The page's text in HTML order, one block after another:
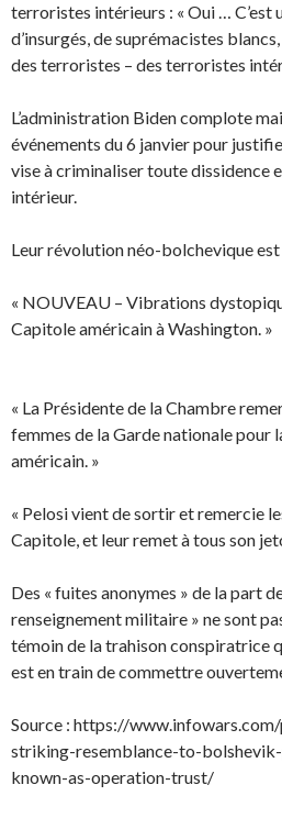
terroristes intérieurs : « Oui … C’est
d’insurgés, de suprémacistes
des terroristes – des terroristes
L’administration Biden complote
événements du 6 janvier pour
vise à criminaliser toute dissidence
intérieur.
Leur révolution néo-bolchevique
« NOUVEAU – Vibrations
Capitole américain à Washington. »
« La Présidente de la Chambre
femmes de la Garde nationale
américain. »
« Pelosi vient de sortir et remercie
Capitole, et leur remet à tous son
Des « fuites anonymes » de la part
renseignement militaire » ne sont
témoin de la trahison conspiratrice
est en train de commettre
Source : https://
striking-resemblance-to-
known-as-operation-trust/